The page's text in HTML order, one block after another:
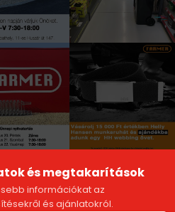
és megtakarítások
információkat az
és ajánlatokról.